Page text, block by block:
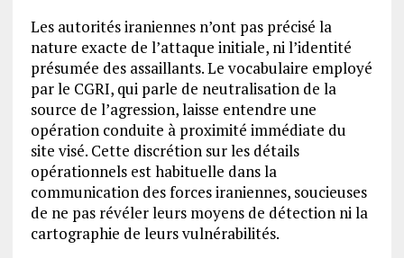
Les autorités iraniennes n’ont pas précisé la
nature exacte de l’attaque initiale, ni l’identité
présumée des assaillants. Le vocabulaire employé
par le CGRI, qui parle de neutralisation de la
source de l’agression, laisse entendre une
opération conduite à proximité immédiate du
site visé. Cette discrétion sur les détails
opérationnels est habituelle dans la
communication des forces iraniennes, soucieuses
de ne pas révéler leurs moyens de détection ni la
cartographie de leurs vulnérabilités.